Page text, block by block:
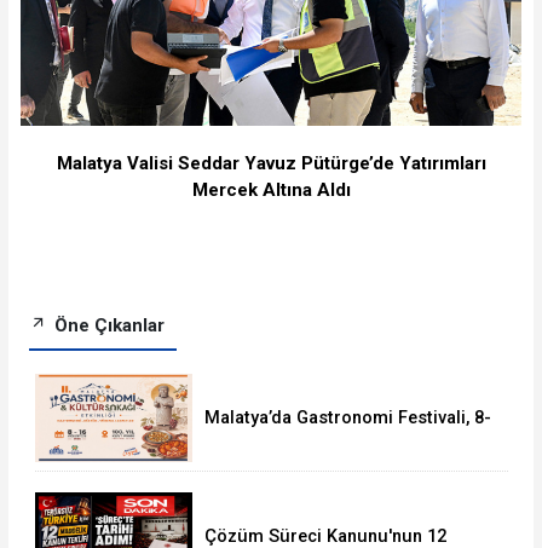
Malatya Valisi Seddar Yavuz Pütürge’de Yatırımları
Mercek Altına Aldı
Öne Çıkanlar
Malatya’da Gastronomi Festivali, 8-
Çözüm Süreci Kanunu'nun 12